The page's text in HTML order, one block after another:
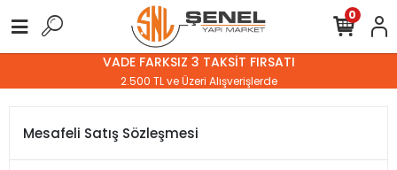
VADE FARKSIZ 3 TAKSİT FIRSATI
2.500 TL ve Üzeri Alışverişlerde
0
Mesafeli Satış Sözleşmesi